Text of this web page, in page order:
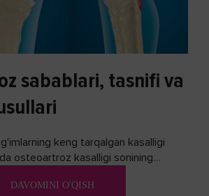
sabablari, tasnifi va
keng tarqalgan kasalligi
osteoartroz kasalligi sonining
DAVOMINI O'QISH